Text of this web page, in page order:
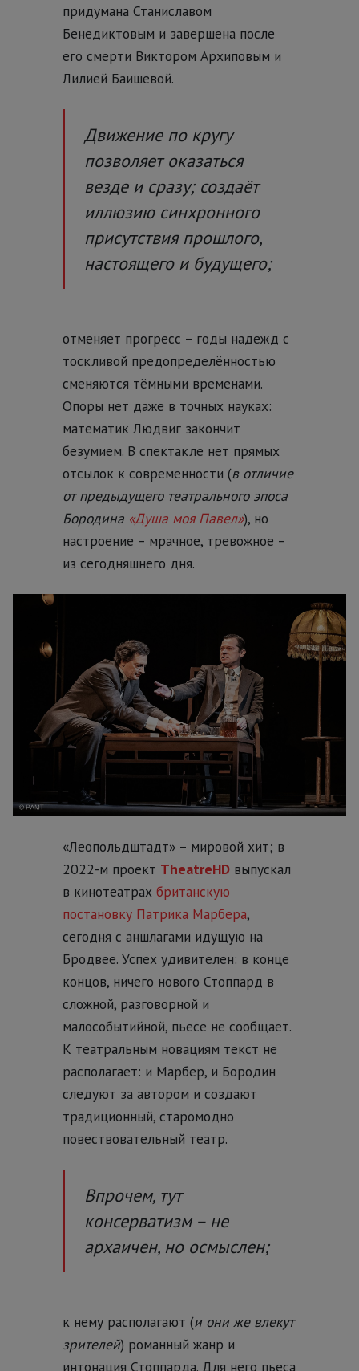
придумана Станиславом
Бенедиктовым и завершена после
его смерти Виктором Архиповым и
Лилией Баишевой.
Движение по кругу
позволяет оказаться
везде и сразу; создаёт
иллюзию синхронного
присутствия прошлого,
настоящего и будущего;
отменяет прогресс – годы надежд с
тоскливой предопределённостью
сменяются тёмными временами.
Опоры нет даже в точных науках:
математик Людвиг закончит
безумием. В спектакле нет прямых
отсылок к современности (в отличие
от предыдущего театрального эпоса
Бородина «Душа моя Павел»), но
настроение – мрачное, тревожное –
из сегодняшнего дня.
«Леопольдштадт» – мировой хит; в
2022-м проект TheatreHDвыпускал
в кинотеатрах британскую
постановку Патрика Марбера,
сегодня с аншлагами идущую на
Бродвее. Успех удивителен: в конце
концов, ничего нового Стоппард в
сложной, разговорной и
малособытийной, пьесе не сообщает.
К театральным новациям текст не
располагает: и Марбер, и Бородин
следуют за автором и создают
традиционный, старомодно
повествовательный театр.
Впрочем, тут
консерватизм – не
архаичен, но осмыслен;
к нему располагают (и они же влекут
зрителей) романный жанр и
интонация Стоппарда. Для него пьеса